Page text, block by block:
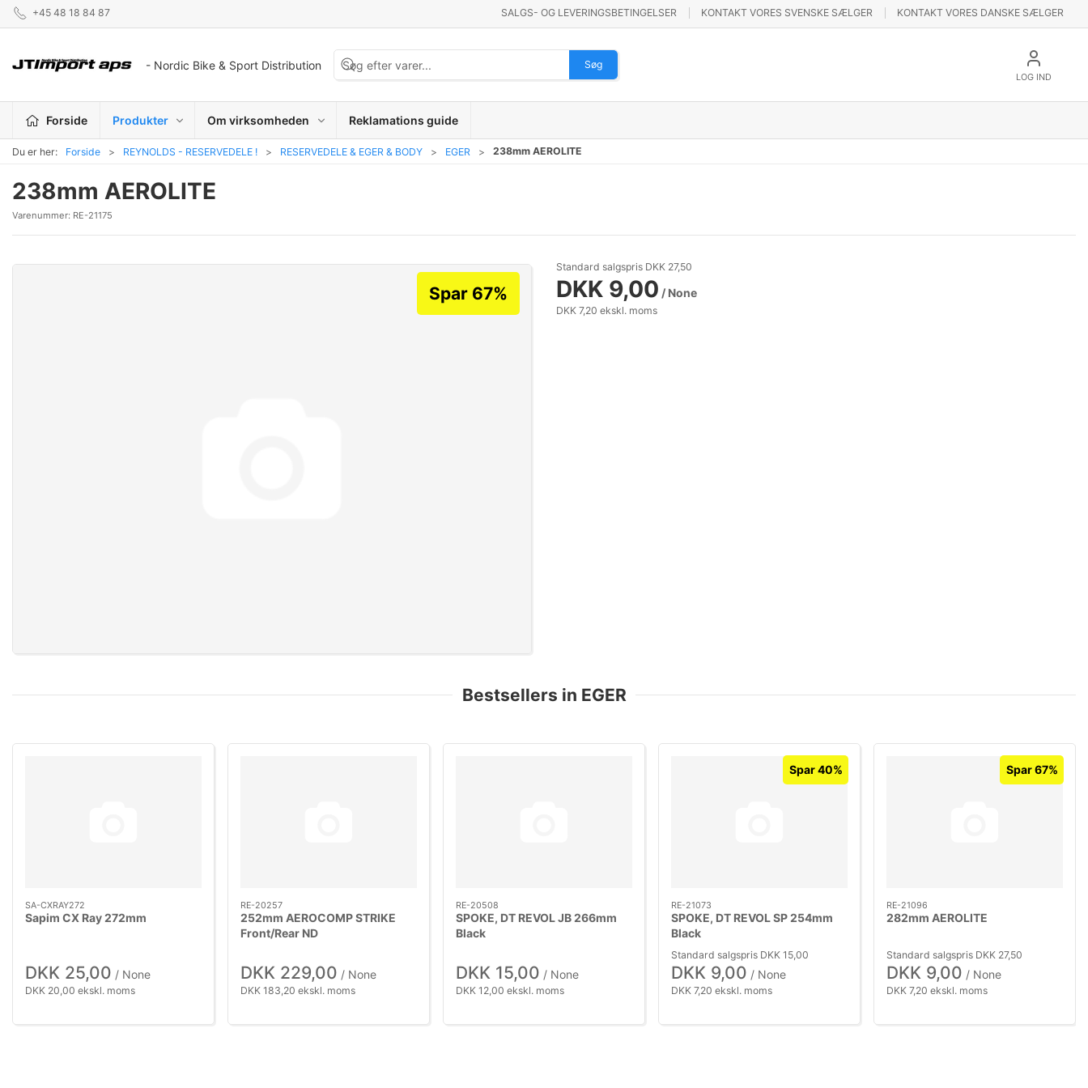
+45 48 18 84 87 SALGS- OG LEVERINGSBETINGELSER KONTAKT VORES SVENSKE SÆLGER KONTAKT VORES DANSKE SÆLGER
- Nordic Bike & Sport Distribution Søg
LOG IND
Forside Produkter Om virksomheden Reklamations guide
Du er her: Forside REYNOLDS - RESERVEDELE ! RESERVEDELE & EGER & BODY EGER 238mm AEROLITE
238mm AEROLITE
Varenummer: RE-21175
Spar 67%
Standard salgspris DKK 27,50
DKK 9,00 / None
DKK 7,20 ekskl. moms
Bestsellers in EGER
SA-CXRAY272
Sapim CX Ray 272mm
DKK 25,00 / None
DKK 20,00 ekskl. moms
RE-20257
252mm AEROCOMP STRIKE
Front/Rear ND
DKK 229,00 / None
DKK 183,20 ekskl. moms
RE-20508
SPOKE, DT REVOL JB 266mm
Black
DKK 15,00 / None
DKK 12,00 ekskl. moms
Spar 40%
RE-21073
SPOKE, DT REVOL SP 254mm
Black
Standard salgspris DKK 15,00
DKK 9,00 / None
DKK 7,20 ekskl. moms
Spar 67%
RE-21096
282mm AEROLITE
Standard salgspris DKK 27,50
DKK 9,00 / None
DKK 7,20 ekskl. moms